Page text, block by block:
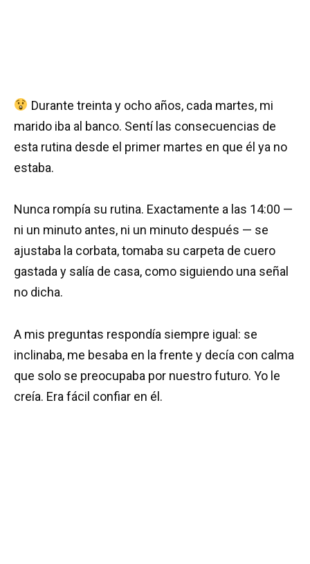
Durante treinta y ocho años, cada martes, mi
marido iba al banco. Sentí las consecuencias de
esta rutina desde el primer martes en que él ya no
estaba.
Nunca rompía su rutina. Exactamente a las 14:00 —
ni un minuto antes, ni un minuto después — se
ajustaba la corbata, tomaba su carpeta de cuero
gastada y salía de casa, como siguiendo una señal
no dicha.
A mis preguntas respondía siempre igual: se
inclinaba, me besaba en la frente y decía con calma
que solo se preocupaba por nuestro futuro. Yo le
creía. Era fácil confiar en él.